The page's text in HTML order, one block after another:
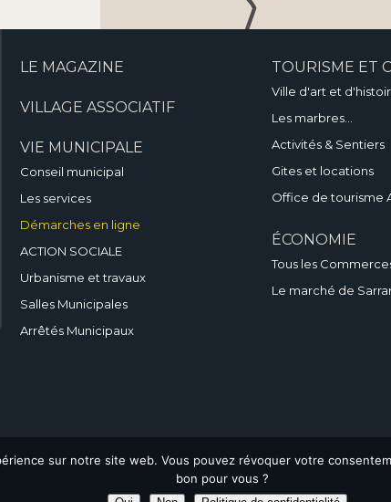
LE MAGAZINE
VILLAGE ASSOCIATIF
VIE MUNICIPALE
Conseil municipal
Les services
Démarches en ligne
ACTION SOCIALE
Urbanisme et travaux
Salles Municipales
Arrêtés Municipaux
TOURISME ET
Ville d'art et
Les marbres…
Activités & Sentiers
Gites et locations
Office de tourisme
ÉCONOMIE
Tous les
Le marché de
sur notre site web. Vous pouvez révoquer votre
bon pour vous ?